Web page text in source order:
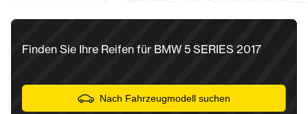
Finden Sie Ihre Reifen für BMW 5 SERIES 2017
Nach Fahrzeugmodell suchen